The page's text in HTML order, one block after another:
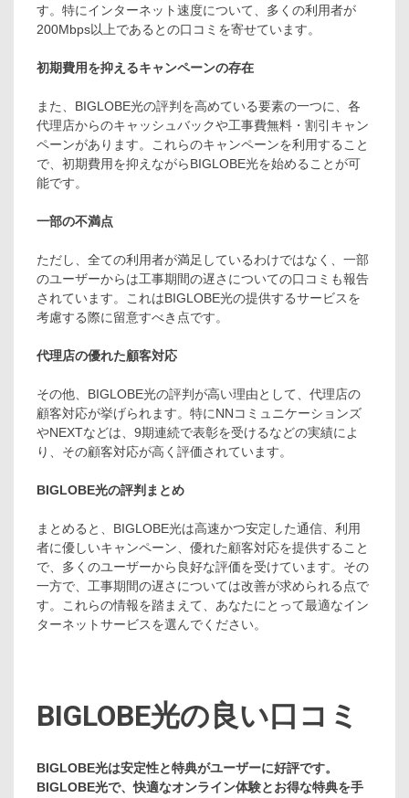
す。特にインターネット速度について、多くの利用者が
200Mbps以上であるとの口コミを寄せています。
初期費用を抑えるキャンペーンの存在
また、BIGLOBE光の評判を高めている要素の一つに、各
代理店からのキャッシュバックや工事費無料・割引キャン
ペーンがあります。これらのキャンペーンを利用すること
で、初期費用を抑えながらBIGLOBE光を始めることが可
能です。
一部の不満点
ただし、全ての利用者が満足しているわけではなく、一部
のユーザーからは工事期間の遅さについての口コミも報告
されています。これはBIGLOBE光の提供するサービスを
考慮する際に留意すべき点です。
代理店の優れた顧客対応
その他、BIGLOBE光の評判が高い理由として、代理店の
顧客対応が挙げられます。特にNNコミュニケーションズ
やNEXTなどは、9期連続で表彰を受けるなどの実績によ
り、その顧客対応が高く評価されています。
BIGLOBE光の評判まとめ
まとめると、BIGLOBE光は高速かつ安定した通信、利用
者に優しいキャンペーン、優れた顧客対応を提供すること
で、多くのユーザーから良好な評価を受けています。その
一方で、工事期間の遅さについては改善が求められる点で
す。これらの情報を踏まえて、あなたにとって最適なイン
ターネットサービスを選んでください。
BIGLOBE光の良い口コミ
BIGLOBE光は安定性と特典がユーザーに好評です。
BIGLOBE光で、快適なオンライン体験とお得な特典を手